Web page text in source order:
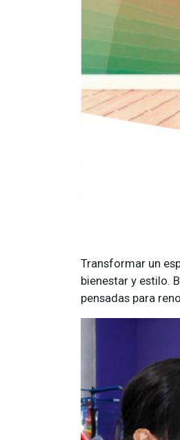
Transformar un
bienestar y estilo.
pensadas para